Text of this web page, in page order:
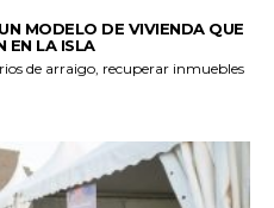
MODELO DE VIVIENDA QUE
EN LA ISLA
de arraigo, recuperar inmuebles